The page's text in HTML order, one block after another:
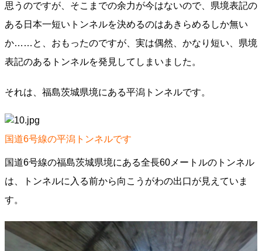
思うのですが、そこまでの余力が今はないので、県境表記の
ある日本一短いトンネルを決めるのはあきらめるしか無い
か……と、おもったのですが、実は偶然、かなり短い、県境
表記のあるトンネルを発見してしまいました。
それは、福島茨城県境にある平潟トンネルです。
国道6号線の平潟トンネルです
国道6号線の福島茨城県境にある全長60メートルのトンネル
は、トンネルに入る前から向こうがわの出口が見えていま
す。